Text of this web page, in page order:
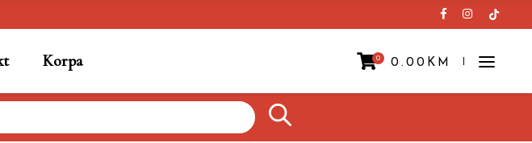
Korpa 0 0.00 KM
Prazna korpa.